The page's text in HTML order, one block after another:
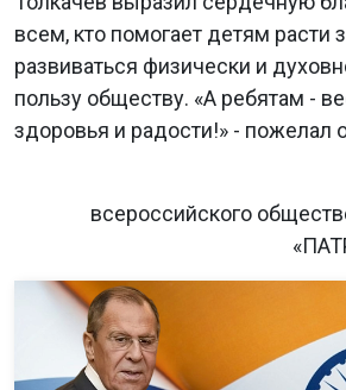
всем, кто помогает детям расти
развиваться физически и
пользу обществу. «А ребятам -
здоровья и радости!» - пожелал
всероссийского